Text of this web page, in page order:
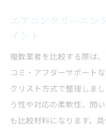
ース
グの差
安全で効果的な
を知る
エアコンクリーニン
イント
複数業者を比較する際は
コミ・アフターサポート
クリスト方式で整理しま
う性や対応の柔軟性、問
も比較材料になります。